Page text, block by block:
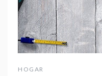
HOGAR